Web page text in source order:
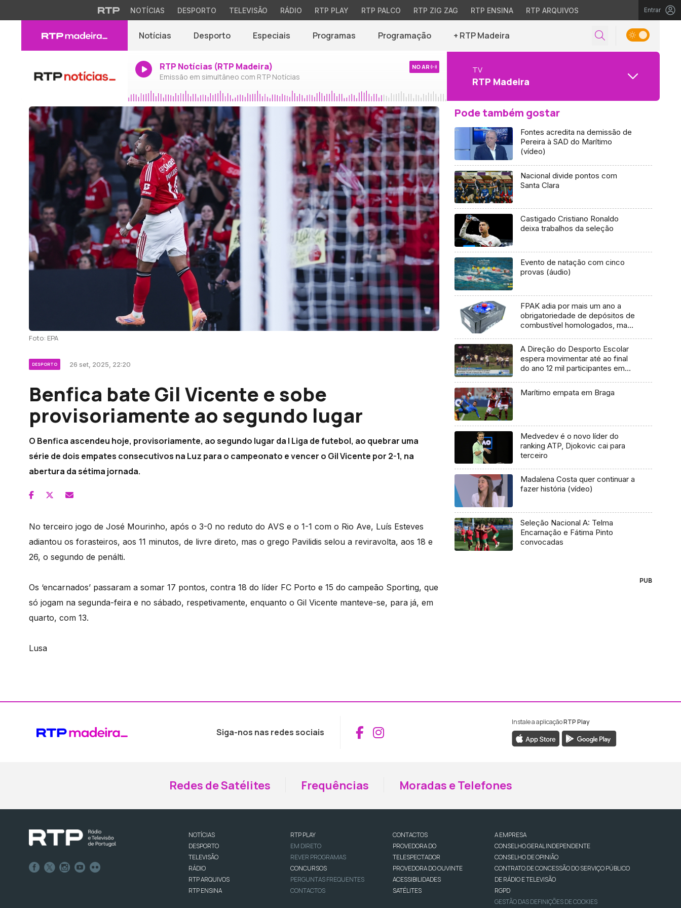
NOTÍCIAS DESPORTO TELEVISÃO RÁDIO RTP PLAY RTP PALCO RTP ZIG ZAG RTP ENSINA RTP ARQUIVOS Entrar
Notícias Desporto Especiais Programas Programação + RTP Madeira
RTP Notícias (RTP Madeira)
Emissão em simultâneo com RTP Notícias
NO AR TV
RTP Madeira
Foto: EPA
DESPORTO 26 set, 2025, 22:20
Benfica bate Gil Vicente e sobe
provisoriamente ao segundo lugar
O Benfica ascendeu hoje, provisoriamente, ao segundo lugar da I Liga de futebol, ao quebrar uma
série de dois empates consecutivos na Luz para o campeonato e vencer o Gil Vicente por 2-1, na
abertura da sétima jornada.
No terceiro jogo de José Mourinho, após o 3-0 no reduto do AVS e o 1-1 com o Rio Ave, Luís Esteves
adiantou os forasteiros, aos 11 minutos, de livre direto, mas o grego Pavilidis selou a reviravolta, aos 18 e
26, o segundo de penálti.
Os ‘encarnados’ passaram a somar 17 pontos, contra 18 do líder FC Porto e 15 do campeão Sporting, que
só jogam na segunda-feira e no sábado, respetivamente, enquanto o Gil Vicente manteve-se, para já, em
quarto, com 13.
Lusa
Pode também gostar
Fontes acredita na demissão de
Pereira à SAD do Marítimo
(vídeo)
Nacional divide pontos com
Santa Clara
Castigado Cristiano Ronaldo
deixa trabalhos da seleção
Evento de natação com cinco
provas (áudio)
FPAK adia por mais um ano a
obrigatoriedade de depósitos de
combustível homologados, mas
obrigatório por ser prova FIA
A Direção do Desporto Escolar
espera movimentar até ao final
do ano 12 mil participantes em
ciclo
Marítimo empata em Braga
Medvedev é o novo líder do
ranking ATP, Djokovic cai para
terceiro
Madalena Costa quer continuar a
fazer história (vídeo)
Seleção Nacional A: Telma
Encarnação e Fátima Pinto
convocadas
PUB
Siga-nos nas redes sociais Aceder ao Facebook da RTP Madeira
Aceder ao Instagram da RTP Madeira
Instale a aplicaçãoRTP Play
Redes de Satélites Frequências Moradas e Telefones
NOTÍCIAS
DESPORTO
TELEVISÃO
RÁDIO
RTP ARQUIVOS
RTP ENSINA
RTP PLAY
EM DIRETO
REVER PROGRAMAS
CONCURSOS
PERGUNTAS FREQUENTES
CONTACTOS
CONTACTOS
PROVEDORA DO
TELESPECTADOR
PROVEDORA DO OUVINTE
ACESSIBILIDADES
SATÉLITES
A EMPRESA
CONSELHO GERAL INDEPENDENTE
CONSELHO DE OPINIÃO
CONTRATO DE CONCESSÃO DO SERVIÇO PÚBLICO
DE RÁDIO E TELEVISÃO
RGPD
GESTÃO DAS DEFINIÇÕES DE COOKIES